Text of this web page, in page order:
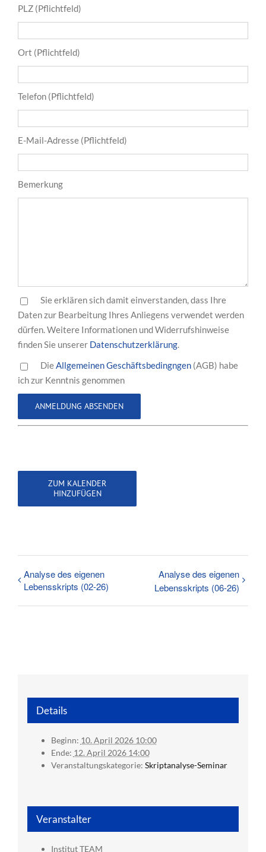
PLZ (Pflichtfeld)
Ort (Pflichtfeld)
Telefon (Pflichtfeld)
E-Mail-Adresse (Pflichtfeld)
Bemerkung
Sie erklären sich damit einverstanden, dass Ihre
Daten zur Bearbeitung Ihres Anliegens verwendet werden
dürfen. Weitere Informationen und Widerrufshinweise
finden Sie unserer Datenschutzerklärung.
DieAllgemeinen Geschäftsbedingngen (AGB) habe
ich zur Kenntnis genommen
ZUM KALENDER
HINZUFÜGEN
Analyse des eigenen
Lebensskripts (02-26)
Analyse des eigenen
Lebensskripts (06-26)
Details
Beginn: 10. April 2026 10:00
Ende: 12. April 2026 14:00
Veranstaltungskategorie: Skriptanalyse-Seminar
Veranstalter
Institut TEAM